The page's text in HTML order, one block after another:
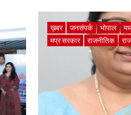
ख़बर जनसंपर्क भोपाल
मप्र सरकार
राजनीतिक